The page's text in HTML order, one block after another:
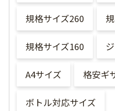
規格サイズ260
規格サイズ160
A4サイズ 格安ギ
ボトル対応サイズ